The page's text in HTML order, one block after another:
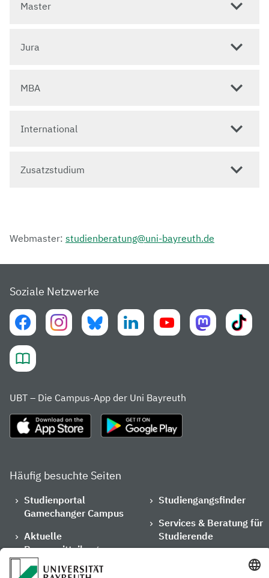
Master
Jura
MBA
International
Zusatzstudium
Webmaster: studienberatung@uni-bayreuth.de
Soziale Netzwerke
UBT – Die Campus-App der Uni Bayreuth
Häufig besuchte Seiten
Studienportal
Gamechanger Campus
Aktuelle
Pressemitteilungen
Arbeiten an der
Studiengangsfinder
Services & Beratung für
Studierende
Veranstaltungskalender